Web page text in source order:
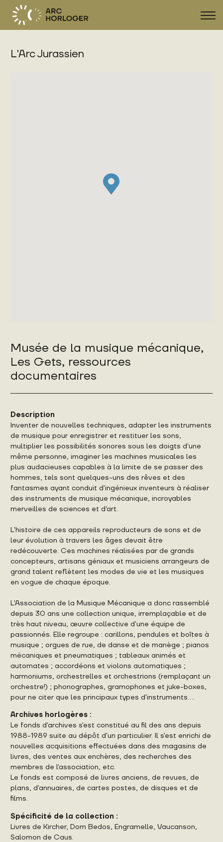
L'Arc Jurassien
Musée de la musique mécanique,
Les Gets, ressources
documentaires
Description
Inventer de nouvelles techniques, adapter les instruments
de musique pour enregistrer et restituer les sons,
multiplier les possibilités sonores sous les doigts d'une
même personne, imaginer les machines musicales les
plus audacieuses capables à la limite de se passer des
hommes, tels sont quelques-uns des rêves et des
fantasmes ayant conduit d'ingénieux inventeurs à réaliser
des instruments de musique mécanique, incroyables
merveilles de sciences et d'art.
L'histoire de ces appareils reproducteurs de sons et de
leur évolution à travers les âges devait être
redécouverte. Ces machines réalisées par de grands
concepteurs, artisans géniaux et musiciens arrangeurs de
grand talent reflètent les modes de vie et les musiques
en vogue de chaque époque.
L'Association de la Musique Mécanique a donc rassemblé
depuis 30 ans une collection unique, irremplaçable et de
très haut niveau, œuvre collective d'une équipe de
passionnés. Elle regroupe : carillons, pendules et boîtes à
musique ; orgues de rue, de danse et de manège ; pianos
mécaniques et pneumatiques ; tableaux animés et
automates ; accordéons et violons automatiques ;
harmoniums, orchestrelles et orchestrions (remplaçant un
orchestre!) ; phonographes, gramophones et juke-boxes,
pour ne citer que les principaux types d'instruments....
Archives horlogères :
Le fonds d'archives s'est constitué au fil des ans depuis
1988-1989 suite au dépôt d'un particulier. Il s'est enrichi de
nouvelles acquisitions effectuées dans des magasins de
livres, des ventes aux enchères, des recherches des
membres de l'association, etc.
Le fonds est composé de livres anciens, de revues, de
plans, d'annuaires, de cartes postes, de disques et de
films.
Spécificité de la collection :
Livres de Kircher, Dom Bedos, Engramelle, Vaucanson,
Salomon de Caus.